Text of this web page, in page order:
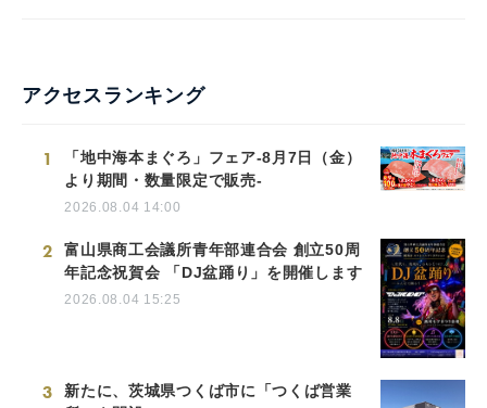
アクセスランキング
1
「地中海本まぐろ」フェア-8月7日（金）
より期間・数量限定で販売-
2026.08.04 14:00
2
富山県商工会議所青年部連合会 創立50周
年記念祝賀会 「DJ盆踊り」を開催します
2026.08.04 15:25
3
新たに、茨城県つくば市に「つくば営業